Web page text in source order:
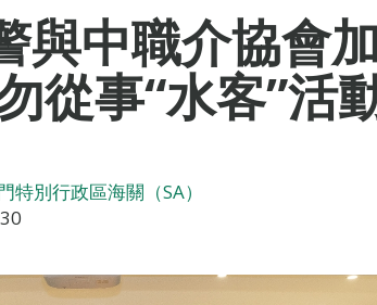
與中職介協會
從事“水客”活
特別行政區海關（SA）